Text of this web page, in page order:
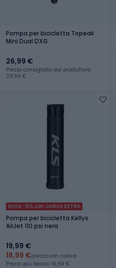
Pompa per bicicletta Topeak
Mini Dual DXG
26,99 €
Prezzo consigliato dal produttore:
29,99 €
Extra -5% con codice EXTRA
Pompa per bicicletta Kellys
AirJet 110 psi nera
19,99 €
18,99 €prezzo con codice
Prezzo più basso: 16,99 €